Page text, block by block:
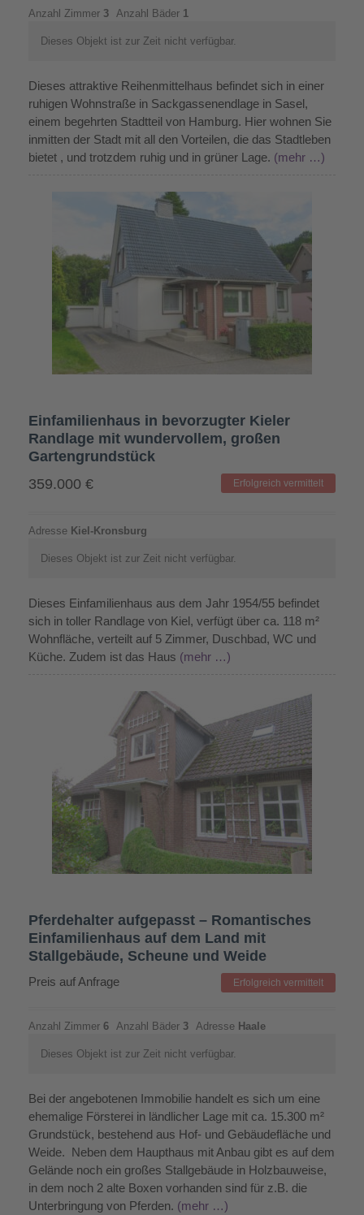
Anzahl Zimmer 3 Anzahl Bäder 1
Dieses Objekt ist zur Zeit nicht verfügbar.
Dieses attraktive Reihenmittelhaus befindet sich in einer
ruhigen Wohnstraße in Sackgassenendlage in Sasel,
einem begehrten Stadtteil von Hamburg. Hier wohnen Sie
inmitten der Stadt mit all den Vorteilen, die das Stadtleben
bietet , und trotzdem ruhig und in grüner Lage. (mehr …)
Einfamilienhaus in bevorzugter Kieler
Randlage mit wundervollem, großen
Gartengrundstück
359.000 € Erfolgreich vermittelt
Adresse Kiel-Kronsburg
Dieses Objekt ist zur Zeit nicht verfügbar.
Dieses Einfamilienhaus aus dem Jahr 1954/55 befindet
sich in toller Randlage von Kiel, verfügt über ca. 118 m²
Wohnfläche, verteilt auf 5 Zimmer, Duschbad, WC und
Küche. Zudem ist das Haus (mehr …)
Pferdehalter aufgepasst – Romantisches
Einfamilienhaus auf dem Land mit
Stallgebäude, Scheune und Weide
Preis auf Anfrage Erfolgreich vermittelt
Anzahl Zimmer 6 Anzahl Bäder 3 Adresse Haale
Dieses Objekt ist zur Zeit nicht verfügbar.
Bei der angebotenen Immobilie handelt es sich um eine
ehemalige Försterei in ländlicher Lage mit ca. 15.300 m²
Grundstück, bestehend aus Hof- und Gebäudefläche und
Weide. Neben dem Haupthaus mit Anbau gibt es auf dem
Gelände noch ein großes Stallgebäude in Holzbauweise,
in dem noch 2 alte Boxen vorhanden sind für z.B. die
Unterbringung von Pferden. (mehr …)